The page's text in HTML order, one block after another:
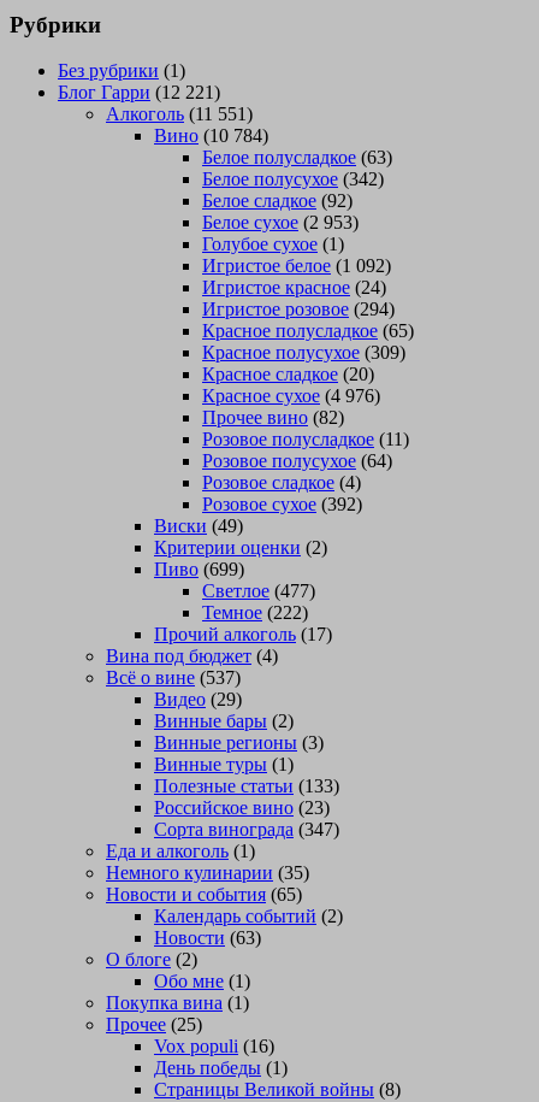
Рубрики
Без рубрики (1)
Блог Гарри (12 221)
Алкоголь (11 551)
Вино (10 784)
Белое полусладкое (63)
Белое полусухое (342)
Белое сладкое (92)
Белое сухое (2 953)
Голубое сухое (1)
Игристое белое (1 092)
Игристое красное (24)
Игристое розовое (294)
Красное полусладкое (65)
Красное полусухое (309)
Красное сладкое (20)
Красное сухое (4 976)
Прочее вино (82)
Розовое полусладкое (11)
Розовое полусухое (64)
Розовое сладкое (4)
Розовое сухое (392)
Виски (49)
Критерии оценки (2)
Пиво (699)
Светлое (477)
Темное (222)
Прочий алкоголь (17)
Вина под бюджет (4)
Всё о вине (537)
Видео (29)
Винные бары (2)
Винные регионы (3)
Винные туры (1)
Полезные статьи (133)
Российское вино (23)
Сорта винограда (347)
Еда и алкоголь (1)
Немного кулинарии (35)
Новости и события (65)
Календарь событий (2)
Новости (63)
О блоге (2)
Обо мне (1)
Покупка вина (1)
Прочее (25)
Vox populi (16)
День победы (1)
Страницы Великой войны (8)